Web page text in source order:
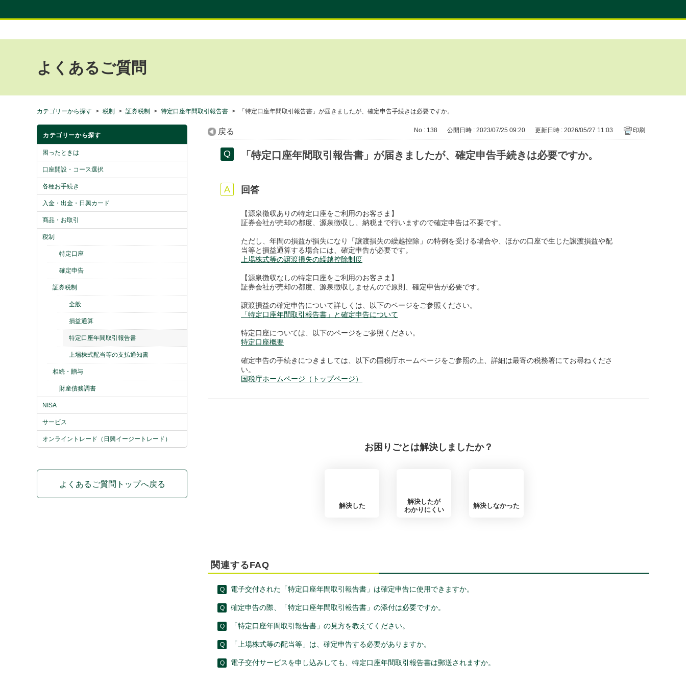
よくあるご質問
カテゴリーから探す > 税制 > 証券税制 > 特定口座年間取引報告書 > 「特定口座年間取引報告書」が届きましたが、確定申告手続きは必要ですか。
カテゴリーから探す
困ったときは
口座開設・コース選択
各種お手続き
入金・出金・日興カード
商品・お取引
税制
特定口座
確定申告
証券税制
全般
損益通算
特定口座年間取引報告書
上場株式配当等の支払通知書
相続・贈与
財産債務調書
NISA
サービス
オンライントレード（日興イージートレード）
よくあるご質問トップへ戻る
戻る No : 138 公開日時 : 2023/07/25 09:20 更新日時 : 2026/05/27 11:03 印刷
「特定口座年間取引報告書」が届きましたが、確定申告手続きは必要ですか。
回答
【源泉徴収ありの特定口座をご利用のお客さま】
証券会社が売却の都度、源泉徴収し、納税まで行いますので確定申告は不要です。
ただし、年間の損益が損失になり「譲渡損失の繰越控除」の特例を受ける場合や、ほかの口座で生じた譲渡損益や配
当等と損益通算する場合には、確定申告が必要です。
上場株式等の譲渡損失の繰越控除制度
【源泉徴収なしの特定口座をご利用のお客さま】
証券会社が売却の都度、源泉徴収しませんので原則、確定申告が必要です。
譲渡損益の確定申告について詳しくは、以下のページをご参照ください。
「特定口座年間取引報告書」と確定申告について
特定口座については、以下のページをご参照ください。
特定口座概要
確定申告の手続きにつきましては、以下の国税庁ホームページをご参照の上、詳細は最寄の税務署にてお尋ねくださ
い。
国税庁ホームページ（トップページ）
お困りごとは解決しましたか？
解決した
解決したが
わかりにくい
解決しなかった
関連するFAQ
電子交付された「特定口座年間取引報告書」は確定申告に使用できますか。
確定申告の際、「特定口座年間取引報告書」の添付は必要ですか。
「特定口座年間取引報告書」の見方を教えてください。
「上場株式等の配当等」は、確定申告する必要がありますか。
電子交付サービスを申し込みしても、特定口座年間取引報告書は郵送されますか。